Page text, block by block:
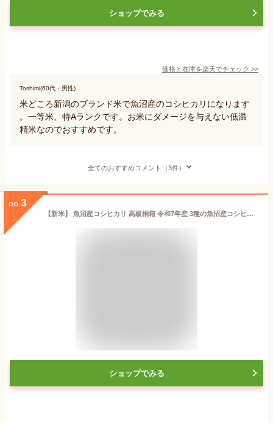
ショップでみる
価格と在庫を楽天でチェック >>
Toshimi(60代・男性)
米どころ新潟のブランド米で魚沼産のコシヒカリになります
。一等米、特Aランクです。お米にダメージを与えない低温
精米なのでおすすめです。
全てのおすすめコメント（3件）
no. 3
【新米】 魚沼産コシヒカリ 高級桐箱 令和7年産 3種の魚沼産コシヒカリ おこめギフト お米ギフト 魚沼産こしひかり 香典返し お米 贈り物 のし対応 こしひかり 魚沼産 コシヒカリ ギフト 新潟県産コシヒカリ 新潟こしひかり プレゼント お祝い 内祝い 出産内祝い 送料無料
ショップでみる